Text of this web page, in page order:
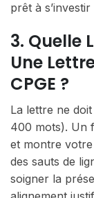
prêt à
3. Quelle
Une
CPGE ?
La lettre ne
400 mots). Un
et montre votre
des sauts de
soigner la